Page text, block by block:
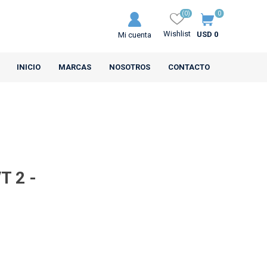
Mi cuenta Wishlist
(0) 0
USD 0
INICIO MARCAS NOSOTROS CONTACTO
2 -